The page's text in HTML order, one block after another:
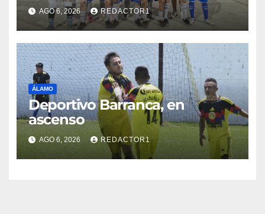
AGO 6, 2026 REDACTOR1
ÁLAMO
Deportivo Barranca, en
ascenso
AGO 6, 2026 REDACTOR1